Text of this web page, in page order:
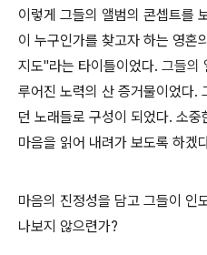
이렇게 그들의 앨범의 콘셉트를
이 누구인가를 찾고자 하는 영혼
지도"라는 타이틀이었다. 그들의
루어진 노력의 산 증거물이었다.
던 노래들로 구성이 되었다. 소중
마음을 읽어 내려가 보도록 하겠
마음의 진정성을 담고 그들이 인
나보지 않으련가?